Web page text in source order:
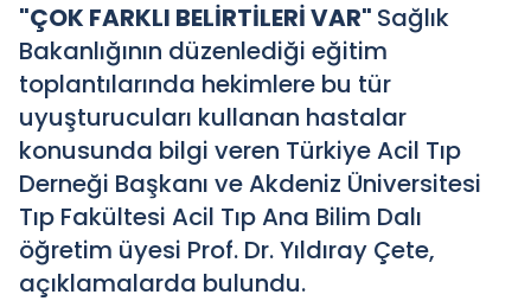
"ÇOK FARKLI BELİRTİLERİ VAR" Sağlık
Bakanlığının düzenlediği eğitim
toplantılarında hekimlere bu tür
uyuşturucuları kullanan hastalar
konusunda bilgi veren Türkiye Acil Tıp
Derneği Başkanı ve Akdeniz Üniversitesi
Tıp Fakültesi Acil Tıp Ana Bilim Dalı
öğretim üyesi Prof. Dr. Yıldıray Çete,
açıklamalarda bulundu.